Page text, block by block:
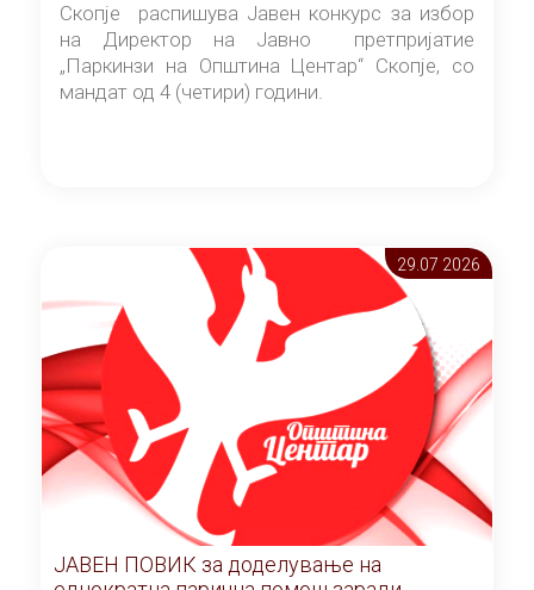
Скопје распишува Јавен конкурс за избор
на Директор на Јавно претпријатие
„Паркинзи на Општина Центар“ Скопје, со
мандат од 4 (четири) години.
29.07 2026
ЈАВЕН ПОВИК за доделување на